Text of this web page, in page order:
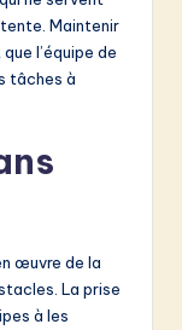
Maintenir
l’équipe de
tâches à
œuvre de la
La prise
à les